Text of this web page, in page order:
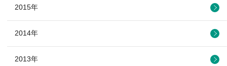
2015年
2014年
2013年